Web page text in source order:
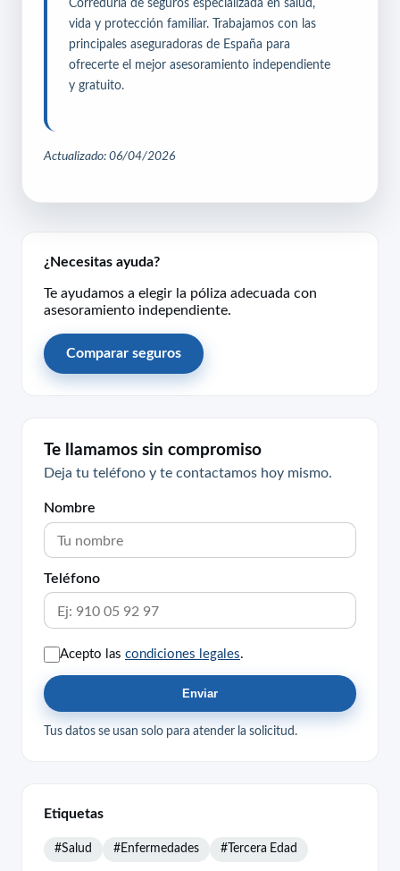
vida y protección familiar. Trabajamos con las
principales aseguradoras de España para
ofrecerte el mejor asesoramiento independiente
y gratuito.
Actualizado: 06/04/2026
¿Necesitas ayuda?
Te ayudamos a elegir la póliza adecuada con
asesoramiento independiente.
Comparar seguros
Te llamamos sin compromiso
Deja tu teléfono y te contactamos hoy mismo.
Nombre
Teléfono
Acepto las condiciones legales.
Enviar
Tus datos se usan solo para atender la solicitud.
Etiquetas
#Salud #Enfermedades #Tercera Edad